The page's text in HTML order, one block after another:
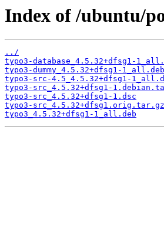
Index of /ubuntu/
../
typo3-database_4.5.32+dfsg1-
typo3-dummy_4.5.32+dfsg1-1_all.deb
typo3-src-4.5_4.5.32+dfsg1-
typo3-src_4.5.32+dfsg1-
typo3-src_4.5.32+dfsg1-1.dsc
typo3-src_4.5.32+dfsg1.orig.tar.gz
typo3_4.5.32+dfsg1-1_all.deb